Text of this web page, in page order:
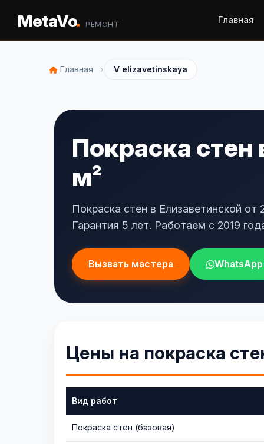
MetaVo. РЕМОНТ Главная
Главная › V elizavetinskaya
Покраска
м²
Покраска стен в Елизаветинской
Гарантия 5 лет. Работаем с 2019
Вызвать мастера WhatsApp
Цены на покраска
Вид работ
Покраска стен (базовая)